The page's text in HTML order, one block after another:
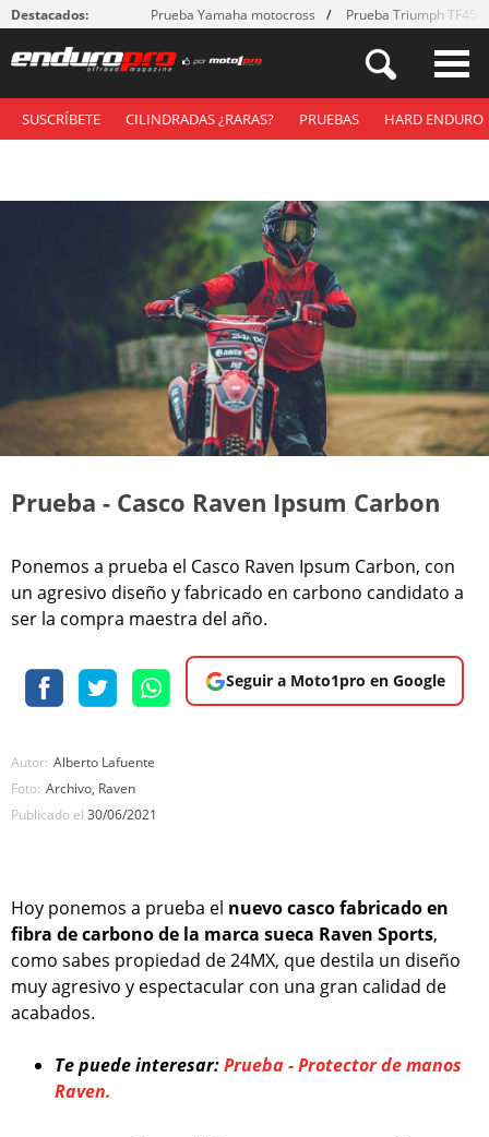
Destacados: Prueba Yamaha motocross Prueba Triumph
SUSCRÍBETE CILINDRADAS ¿RARAS? PRUEBAS HARD ENDURO
Prueba - Casco Raven Ipsum Carbon
Ponemos a prueba el Casco Raven Ipsum Carbon, con
un agresivo diseño y fabricado en carbono candidato a
ser la compra maestra del año.
Seguir a Moto1pro en Google
Autor: Alberto Lafuente
Foto: Archivo, Raven
Publicado el 30/06/2021
Hoy ponemos a prueba el nuevo casco fabricado en
fibra de carbono de la marca sueca Raven Sports,
como sabes propiedad de 24MX, que destila un diseño
muy agresivo y espectacular con una gran calidad de
acabados.
Te puede interesar:Prueba - Protector de manos
Raven.